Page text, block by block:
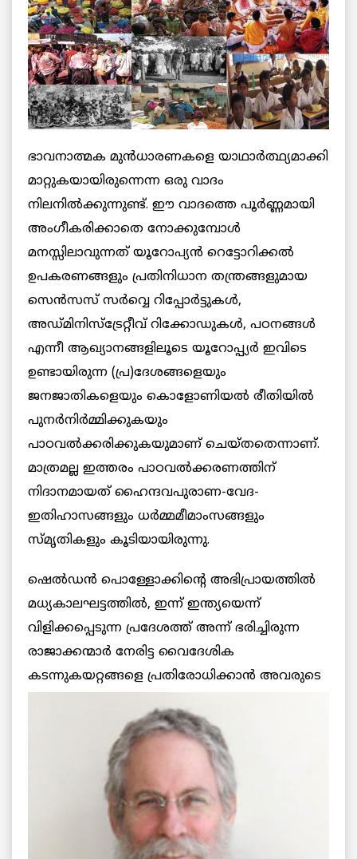
ഭാവനാത്മക മുന്‍ധാരണകളെ യാഥാര്‍ത്ഥ്യമാക്കി
മാറ്റുകയായിരുന്നെന്ന ഒരു വാദം
നിലനില്‍ക്കുന്നുണ്ട്. ഈ വാദത്തെ പൂര്‍ണ്ണമായി
അംഗീകരിക്കാതെ നോക്കുമ്പോള്‍
മനസ്സിലാവുന്നത് യൂറോപ്യന്‍ റെട്ടോറിക്കല്‍
ഉപകരണങ്ങളും പ്രതിനിധാന തന്ത്രങ്ങളുമായ
സെന്‍സസ് സര്‍വ്വെ റിപ്പോര്‍ട്ടുകള്‍,
അഡ്മിനിസ്ട്രേറ്റീവ് റിക്കോഡുകള്‍, പഠനങ്ങള്‍
എന്നീ ആഖ്യാനങ്ങളിലൂടെ യൂറോപ്പ്യര്‍ ഇവിടെ
ഉണ്ടായിരുന്ന (പ്ര)ദേശങ്ങളെയും
ജനജാതികളെയും കൊളോണിയല്‍ രീതിയില്‍
പുനര്‍നിര്‍മ്മിക്കുകയും
പാഠവല്‍ക്കരിക്കുകയുമാണ് ചെയ്തതെന്നാണ്.
മാത്രമല്ല ഇത്തരം പാഠവല്‍ക്കരണത്തിന്
നിദാനമായത് ഹൈന്ദവപുരാണ-വേദ-
ഇതിഹാസങ്ങളും ധര്‍മ്മമീമാംസങ്ങളും
സ്മൃതികളും കൂടിയായിരുന്നു.
ഷെല്‍ഡന്‍ പൊള്ളോക്കിന്റെ അഭിപ്രായത്തില്‍
മധ്യകാലഘട്ടത്തില്‍, ഇന്ന് ഇന്ത്യയെന്ന്
വിളിക്കപ്പെടുന്ന പ്രദേശത്ത് അന്ന് ഭരിച്ചിരുന്ന
രാജാക്കന്മാര്‍ നേരിട്ട വൈദേശിക
കടന്നുകയറ്റങ്ങളെ പ്രതിരോധിക്കാന്‍ അവരുടെ